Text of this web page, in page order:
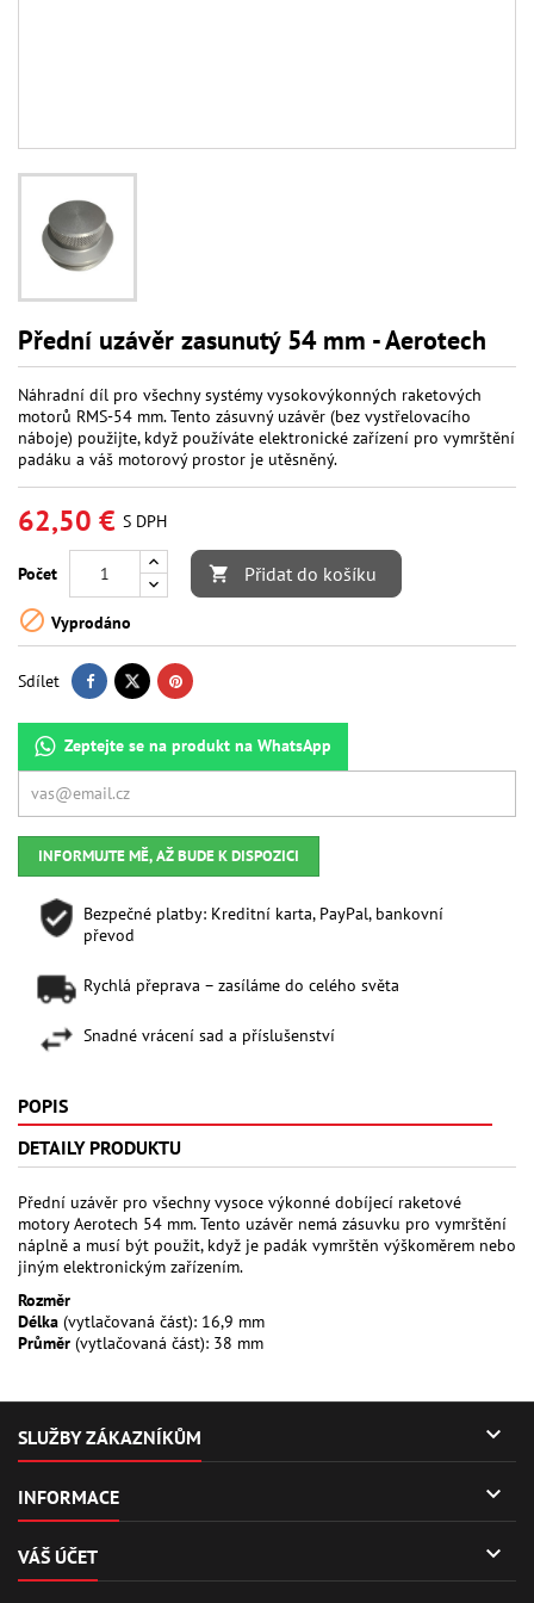
Přední uzávěr zasunutý 54 mm - Aerotech
Náhradní díl pro všechny systémy vysokovýkonných raketových
motorů RMS-54 mm. Tento zásuvný uzávěr (bez vystřelovacího
náboje) použijte, když používáte elektronické zařízení pro vymrštění
padáku a váš motorový prostor je utěsněný.
62,50 € S DPH
Počet  Přidat do košíku
 Vyprodáno
Sdílet
Zeptejte se na produkt na WhatsApp
INFORMUJTE MĚ, AŽ BUDE K DISPOZICI
Bezpečné platby: Kreditní karta, PayPal, bankovní
převod
Rychlá přeprava – zasíláme do celého světa
Snadné vrácení sad a příslušenství
POPIS
DETAILY PRODUKTU
Přední uzávěr pro všechny vysoce výkonné dobíjecí raketové
motory Aerotech 54 mm. Tento uzávěr nemá zásuvku pro vymrštění
náplně a musí být použit, když je padák vymrštěn výškoměrem nebo
jiným elektronickým zařízením.
Rozměr
Délka (vytlačovaná část): 16,9 mm
Průměr (vytlačovaná část): 38 mm
SLUŽBY ZÁKAZNÍKŮM 
INFORMACE 
VÁŠ ÚČET 